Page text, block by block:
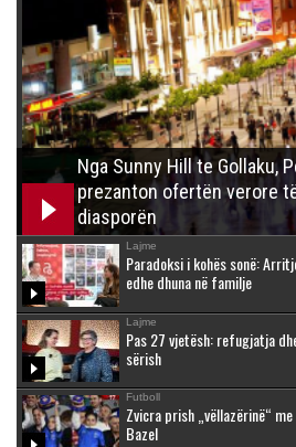
Nga Sunny Hill te Gollaku,
prezanton ofertën verore
diasporën
Lajme
Paradoksi i kohës sonë:
edhe dhuna në familje
Lajme
Pas 27 vjetësh: refugjatja
sërish
Futboll
Zvicra prish „vëllazërinë“
Bazel